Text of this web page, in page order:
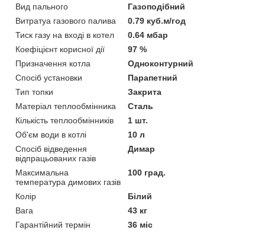
Вид пального
Газоподібний
Витратуа газового палива
0.79 куб.м/год
Тиск газу на вході в котел
0.64 мбар
Коефіцієнт корисної дії
97 %
Призначення котла
Одноконтурний
Спосіб установки
Парапетний
Тип топки
Закрита
Матеріал теплообмінника
Сталь
Кількість теплообмінників
1 шт.
Об'єм води в котлі
10 л
Спосіб відведення
відпрацьованих газів
Димар
Максимальна
температура димових газів
100 град.
Колір
Білий
Вага
43 кг
Гарантійний термін
36 міс